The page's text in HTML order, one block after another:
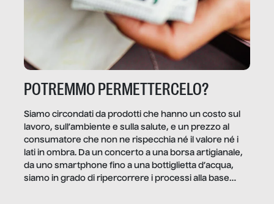
POTREMMO PERMETTERCELO?
Siamo circondati da prodotti che hanno un costo sul
lavoro, sull’ambiente e sulla salute, e un prezzo al
consumatore che non ne rispecchia né il valore né i
lati in ombra. Da un concerto a una borsa artigianale,
da uno smartphone fino a una bottiglietta d’acqua,
siamo in grado di ripercorrere i processi alla base